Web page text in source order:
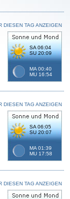
DIESEN TAG ANZEIGEN
SA 06:04
SU 20:09
MA 00:40
MU 16:54
DIESEN TAG ANZEIGEN
SA 06:05
SU 20:07
MA 01:39
MU 17:58
DIESEN TAG ANZEIGEN